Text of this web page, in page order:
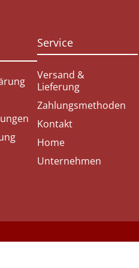
Service
Versand &
Lieferung
Zahlungsmethoden
Kontakt
Home
Unternehmen